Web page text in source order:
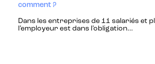
comment ?
Dans les entreprises de 11 salariés et
l’employeur est dans l’obligation…